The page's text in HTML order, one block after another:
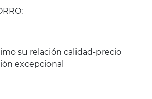
su relación calidad-precio
excepcional